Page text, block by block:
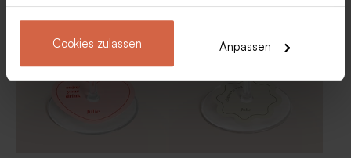
Cookies zulassen Anpassen
Golld | Hippes Design
Dankeschön-Geschenk